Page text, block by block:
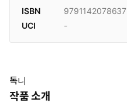
ISBN
9791142078637
UCI
-
독니
작품 소개